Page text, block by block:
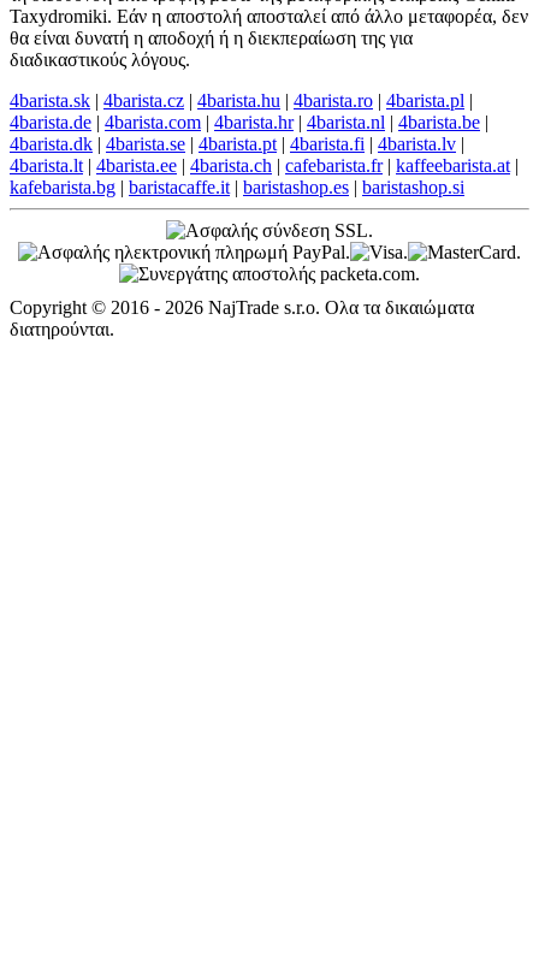
Taxydromiki. Εάν η αποστολή αποσταλεί από άλλο μεταφορέα, δεν
θα είναι δυνατή η αποδοχή ή η διεκπεραίωση της για
διαδικαστικούς λόγους.
4barista.sk | 4barista.cz | 4barista.hu | 4barista.ro | 4barista.pl |
4barista.de | 4barista.com | 4barista.hr| 4barista.nl | 4barista.be |
4barista.dk | 4barista.se | 4barista.pt | 4barista.fi | 4barista.lv |
4barista.lt | 4barista.ee | 4barista.ch | cafebarista.fr| kaffeebarista.at |
kafebarista.bg | baristacaffe.it | baristashop.es | baristashop.si
Copyright © 2016 - 2026 NajTrade s.r.o. Ολα τα δικαιώματα
διατηρούνται.